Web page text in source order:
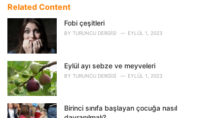
e
e
:
Related Content
Fobi çeşitleri
BY TURUNCU DERGISI EYLÜL 1, 2023
Eylül ayı sebze ve meyveleri
BY TURUNCU DERGISI EYLÜL 1, 2023
Birinci sınıfa başlayan çocuğa nasıl